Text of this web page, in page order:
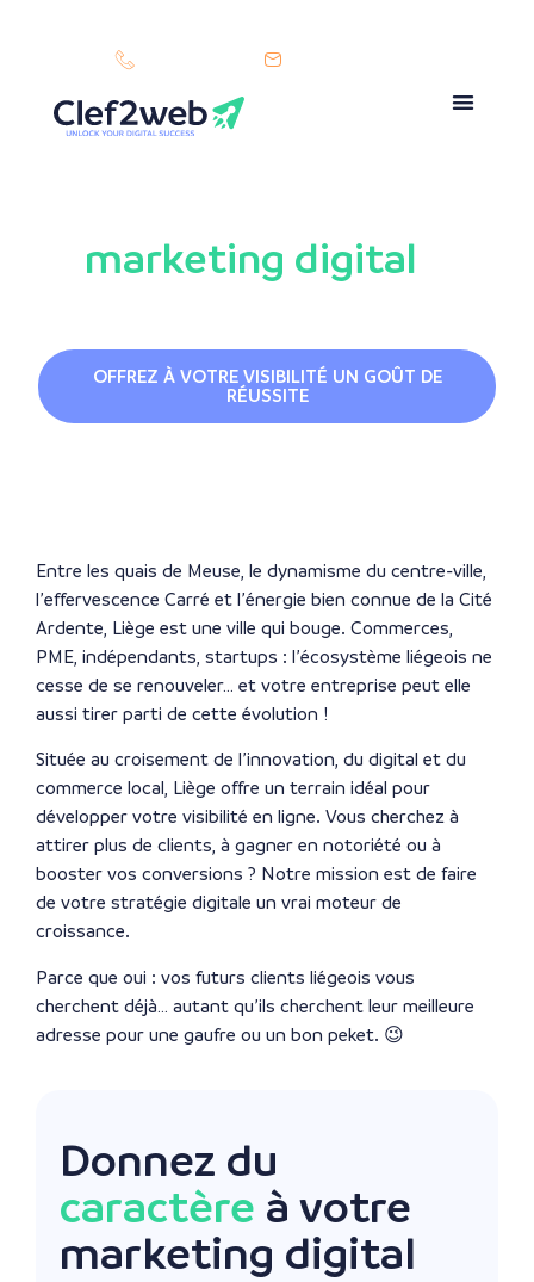
marketing digital
OFFREZ À VOTRE VISIBILITÉ UN GOÛT DE
RÉUSSITE
Entre les quais de Meuse, le dynamisme du centre-ville,
l’effervescence Carré et l’énergie bien connue de la Cité
Ardente, Liège est une ville qui bouge. Commerces,
PME, indépendants, startups : l’écosystème liégeois ne
cesse de se renouveler… et votre entreprise peut elle
aussi tirer parti de cette évolution !
Située au croisement de l’innovation, du digital et du
commerce local, Liège offre un terrain idéal pour
développer votre visibilité en ligne. Vous cherchez à
attirer plus de clients, à gagner en notoriété ou à
booster vos conversions ? Notre mission est de faire
de votre stratégie digitale un vrai moteur de
croissance.
Parce que oui : vos futurs clients liégeois vous
cherchent déjà… autant qu’ils cherchent leur meilleure
adresse pour une gaufre ou un bon peket. 😉
Donnez du
caractère à votre
marketing digital